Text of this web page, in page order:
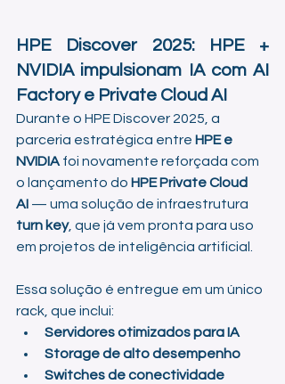
HPE Discover 2025: HPE +
NVIDIA impulsionam IA com AI
Factory e Private Cloud AI
Durante o HPE Discover 2025, a
parceria estratégica entre HPE e
NVIDIA foi novamente reforçada com
o lançamento do HPE Private Cloud
AI — uma solução de infraestrutura
turn key, que já vem pronta para uso
em projetos de inteligência artificial.
Essa solução é entregue em um único
rack, que inclui:
Servidores otimizados para IA
Storage de alto desempenho
Switches de conectividade